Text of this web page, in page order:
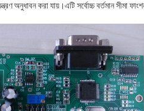
অনুধাবন করা যায়।এটি সর্বোচ্চ বর্তমান সীমা